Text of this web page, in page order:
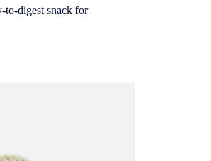
to-digest snack for